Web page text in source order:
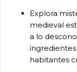
Explora
medieval
a lo
habitantes